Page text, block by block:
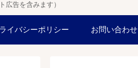
広告を含みます）
イバシーポリシー お問い合わせ